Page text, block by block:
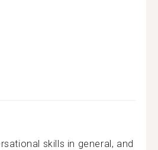
skills in general, and